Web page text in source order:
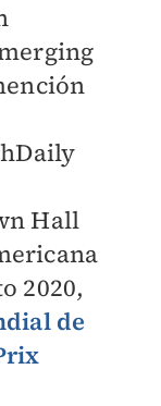
ención
Hall
2020,
de